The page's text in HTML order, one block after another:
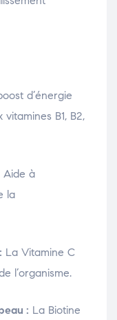
d’énergie
B1, B2,
Aide à
la
La Vitamine C
l’organisme.
: La Biotine